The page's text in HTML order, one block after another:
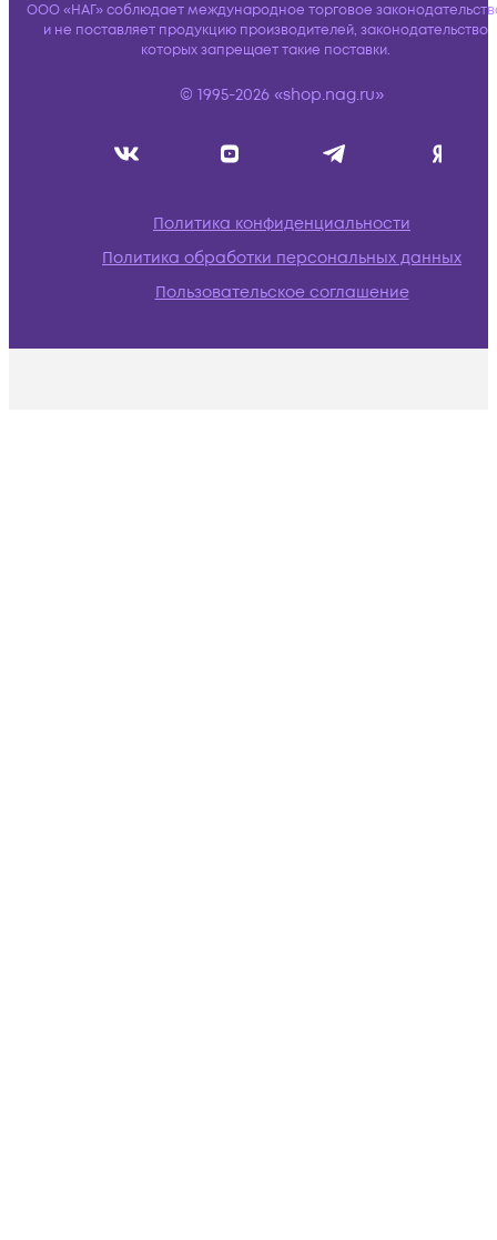
ООО «НАГ» соблюдает международное торговое
и не поставляет продукцию производителей, законодательство
которых запрещает такие поставки.
© 1995-2026 «shop.nag.ru»
Политика конфиденциальности
Политика обработки персональных данных
Пользовательское соглашение